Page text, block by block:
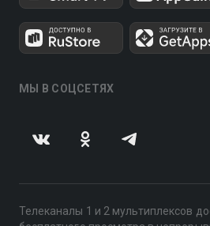
МЫ В СОЦСЕТЯХ
Телеканалы 1 и 2 мультиплексов